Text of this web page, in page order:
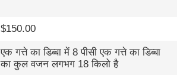
$150.00
एक गत्ते का डिब्बा में 8 पीसी एक गत्ते का डिब्बा
का कुल वजन लगभग 18 किलो है